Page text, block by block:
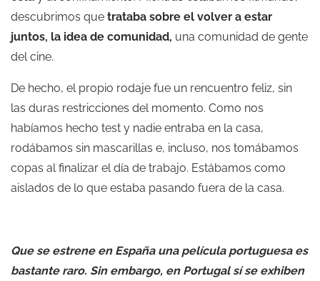
descubrimos que trataba sobre el volver a estar
juntos, la idea de comunidad, una comunidad de gente
del cine.
De hecho, el propio rodaje fue un rencuentro feliz, sin
las duras restricciones del momento. Como nos
habíamos hecho test y nadie entraba en la casa,
rodábamos sin mascarillas e, incluso, nos tomábamos
copas al finalizar el día de trabajo. Estábamos como
aislados de lo que estaba pasando fuera de la casa.
Que se estrene en España una película portuguesa es
bastante raro. Sin embargo, en Portugal sí se exhiben